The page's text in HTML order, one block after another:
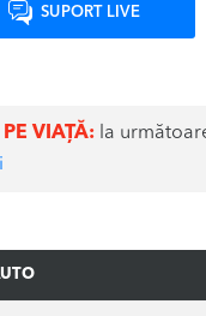
SUPORT LIVE
VIAȚĂ: la